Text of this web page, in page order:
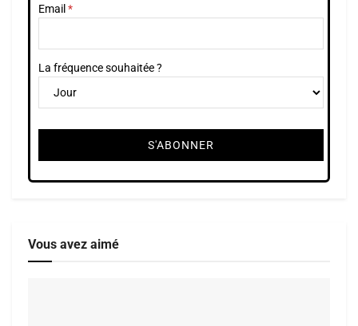
Email
La fréquence souhaitée ?
Vous avez aimé